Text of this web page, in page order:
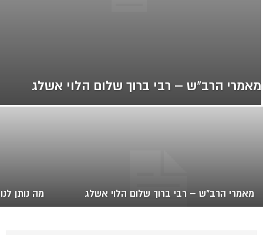
מאמרי הרב"ש – רבי ברוך שלום הלוי אשלג
מאמרי הרב"ש – רבי ברוך שלום הלוי אשלג מה נותן